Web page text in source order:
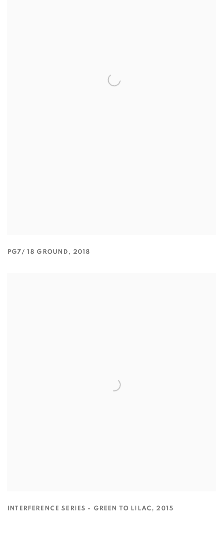
PG7/ 18 GROUND, 2018
INTERFERENCE SERIES - GREEN TO LILAC ,2015